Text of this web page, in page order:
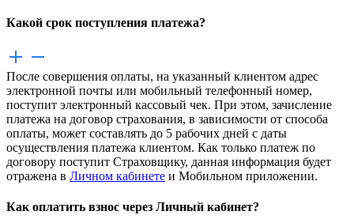
Какой срок поступления платежа?
После совершения оплаты, на указанный клиентом адрес
электронной почты или мобильный телефонный номер,
поступит электронный кассовый чек. При этом, зачисление
платежа на договор страхования, в зависимости от способа
оплаты, может составлять до 5 рабочих дней с даты
осуществления платежа клиентом. Как только платеж по
договору поступит Страховщику, данная информация будет
отражена в Личном кабинете и Мобильном приложении.
Как оплатить взнос через Личный кабинет?